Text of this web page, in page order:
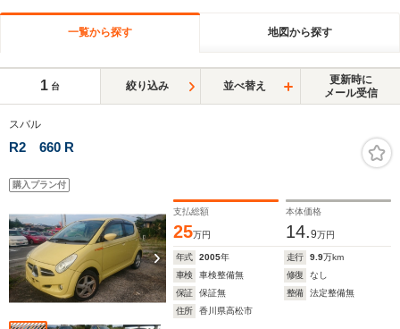
一覧から探す 地図から探す
1 台 絞り込み 並べ替え
更新時に
メール受信
スバル
R2 660 R
購入プラン付
支払総額
25万円
本体価格
14.9万円
年式 2005年 走行 9.9万km
車検
車検整備無 修復
なし
保証
保証無 整備
法定整備無
住所
香川県高松市